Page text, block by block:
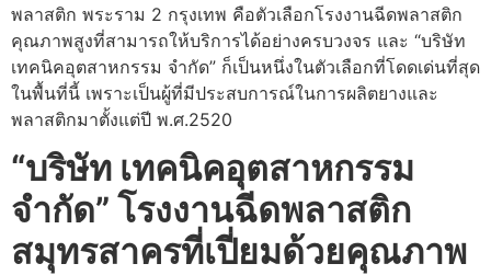
พลาสติก พระราม 2 กรุงเทพ คือตัวเลือกโรงงานฉีดพลาสติก
คุณภาพสูงที่สามารถให้บริการได้อย่างครบวงจร และ “บริษัท
เทคนิคอุตสาหกรรม จำกัด” ก็เป็นหนึ่งในตัวเลือกที่โดดเด่นที่สุด
ในพื้นที่นี้ เพราะเป็นผู้ที่มีประสบการณ์ในการผลิตยางและ
พลาสติกมาตั้งแต่ปี พ.ศ.2520
“บริษัท เทคนิคอุตสาหกรรม
จำกัด” โรงงานฉีดพลาสติก
สมุทรสาครที่เปี่ยมด้วยคุณภาพ